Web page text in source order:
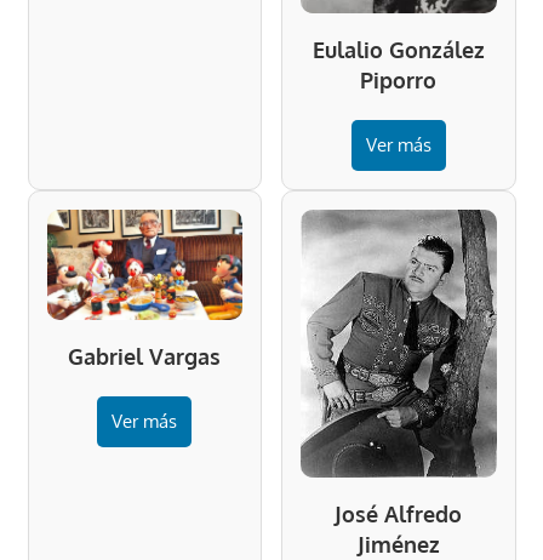
Eulalio González
Piporro
Ver más
Gabriel Vargas
Ver más
José Alfredo
Jiménez